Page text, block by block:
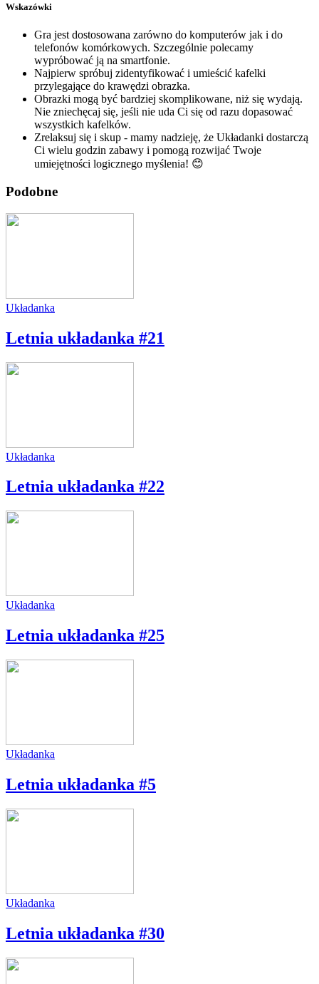
Wskazówki
Gra jest dostosowana zarówno do komputerów jak i do
telefonów komórkowych. Szczególnie polecamy
wypróbować ją na smartfonie.
Najpierw spróbuj zidentyfikować i umieścić kafelki
przylegające do krawędzi obrazka.
Obrazki mogą być bardziej skomplikowane, niż się wydają.
Nie zniechęcaj się, jeśli nie uda Ci się od razu dopasować
wszystkich kafelków.
Zrelaksuj się i skup - mamy nadzieję, że Układanki dostarczą
Ci wielu godzin zabawy i pomogą rozwijać Twoje
umiejętności logicznego myślenia! 😊
Podobne
Układanka
Letnia układanka #21
Układanka
Letnia układanka #22
Układanka
Letnia układanka #25
Układanka
Letnia układanka #5
Układanka
Letnia układanka #30